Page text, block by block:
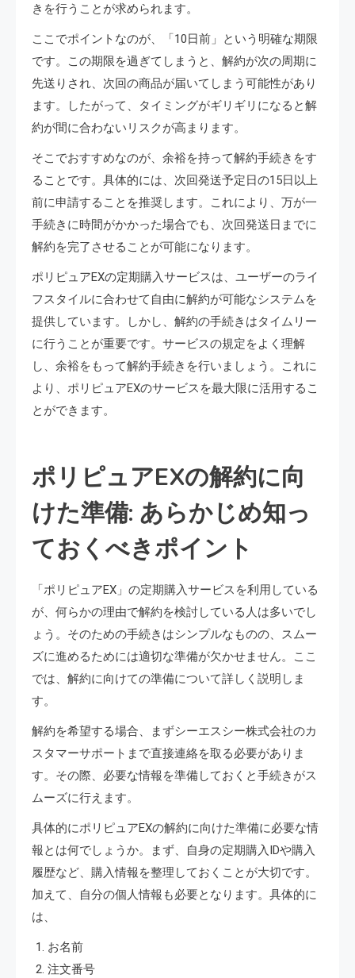
きを行うことが求められます。
ここでポイントなのが、「10日前」という明確な期限
です。この期限を過ぎてしまうと、解約が次の周期に
先送りされ、次回の商品が届いてしまう可能性があり
ます。したがって、タイミングがギリギリになると解
約が間に合わないリスクが高まります。
そこでおすすめなのが、余裕を持って解約手続きをす
ることです。具体的には、次回発送予定日の15日以上
前に申請することを推奨します。これにより、万が一
手続きに時間がかかった場合でも、次回発送日までに
解約を完了させることが可能になります。
ポリピュアEXの定期購入サービスは、ユーザーのライ
フスタイルに合わせて自由に解約が可能なシステムを
提供しています。しかし、解約の手続きはタイムリー
に行うことが重要です。サービスの規定をよく理解
し、余裕をもって解約手続きを行いましょう。これに
より、ポリピュアEXのサービスを最大限に活用するこ
とができます。
ポリピュアEXの解約に向
けた準備: あらかじめ知っ
ておくべきポイント
「ポリピュアEX」の定期購入サービスを利用している
が、何らかの理由で解約を検討している人は多いでし
ょう。そのための手続きはシンプルなものの、スムー
ズに進めるためには適切な準備が欠かせません。ここ
では、解約に向けての準備について詳しく説明しま
す。
解約を希望する場合、まずシーエスシー株式会社のカ
スタマーサポートまで直接連絡を取る必要がありま
す。その際、必要な情報を準備しておくと手続きがス
ムーズに行えます。
具体的にポリピュアEXの解約に向けた準備に必要な情
報とは何でしょうか。まず、自身の定期購入IDや購入
履歴など、購入情報を整理しておくことが大切です。
加えて、自分の個人情報も必要となります。具体的に
は、
お名前
注文番号